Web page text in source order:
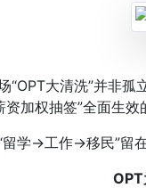
大清洗”并非孤
加权抽签”全面生效
→工作→移民”留在
OPT